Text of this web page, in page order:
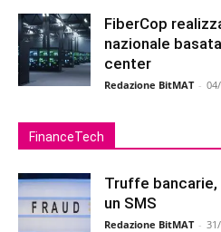
FiberCop
nazionale
center
Redazione BitMAT -
FinanceTech
Truffe bancarie,
un SMS
Redazione BitMAT -